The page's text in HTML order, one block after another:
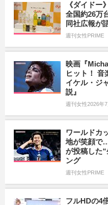
《ダイドー
全国約26万
同社広報が
週刊女性PRIME
映画『
ヒット！ 音
イケル・ジ
説』
週刊女性2026年
ワールドカ
地が笑顔で
が投稿した
ング
週刊女性PRIME
フルHDの4